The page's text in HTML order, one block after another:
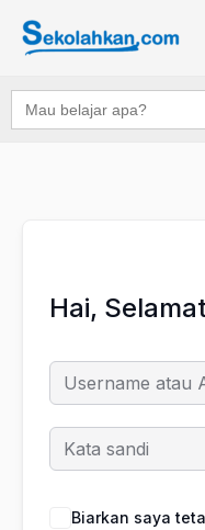
Search
for:
Hai,
Biarkan saya